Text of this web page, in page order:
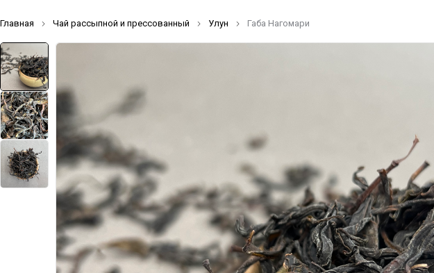
Главная Чай рассыпной и прессованный Улун Габа Нагомари